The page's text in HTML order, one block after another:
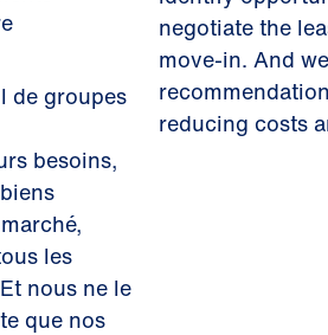
de groupes
besoins,
les
nous ne le
que nos
negotiate the
move-in. And
reducing costs